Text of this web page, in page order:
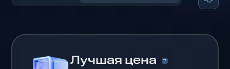
Лучшая цена